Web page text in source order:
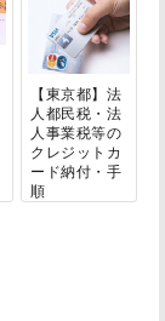
【東京都】法
人都民税・法
人事業税等の
クレジットカ
ード納付・手
順